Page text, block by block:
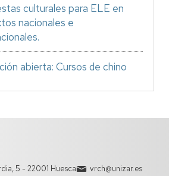
culturales para ELE en
nacionales e
abierta: Cursos de chino
5 - 22001 Huesca
vrch@unizar.es